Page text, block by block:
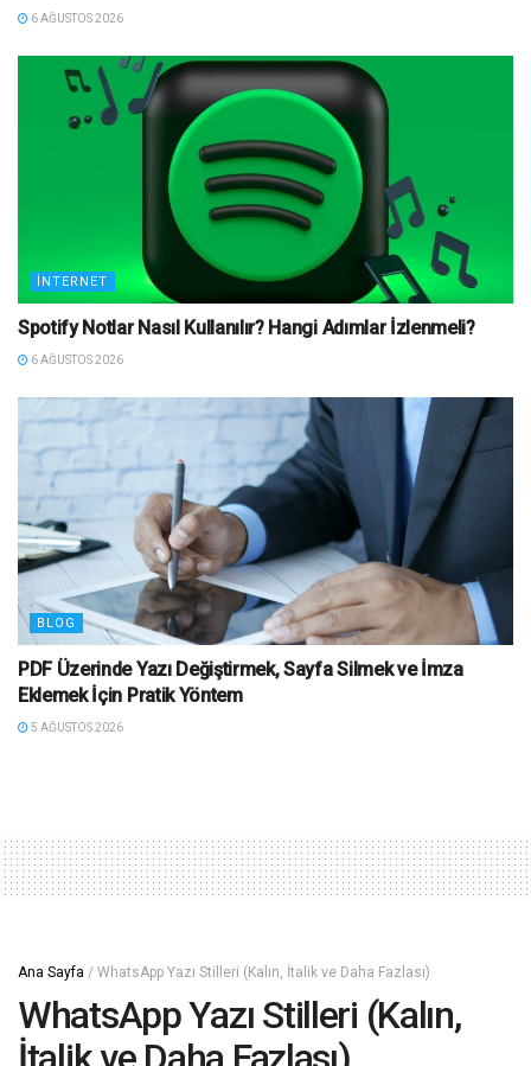
6 AĞUSTOS 2026
İNTERNET
Spotify Notlar Nasıl Kullanılır? Hangi Adımlar İzlenmeli?
6 AĞUSTOS 2026
BLOG
PDF Üzerinde Yazı Değiştirmek, Sayfa Silmek ve İmza
Eklemek İçin Pratik Yöntem
5 AĞUSTOS 2026
Ana Sayfa / WhatsApp Yazı Stilleri (Kalın, İtalik ve Daha Fazlası)
WhatsApp Yazı Stilleri (Kalın,